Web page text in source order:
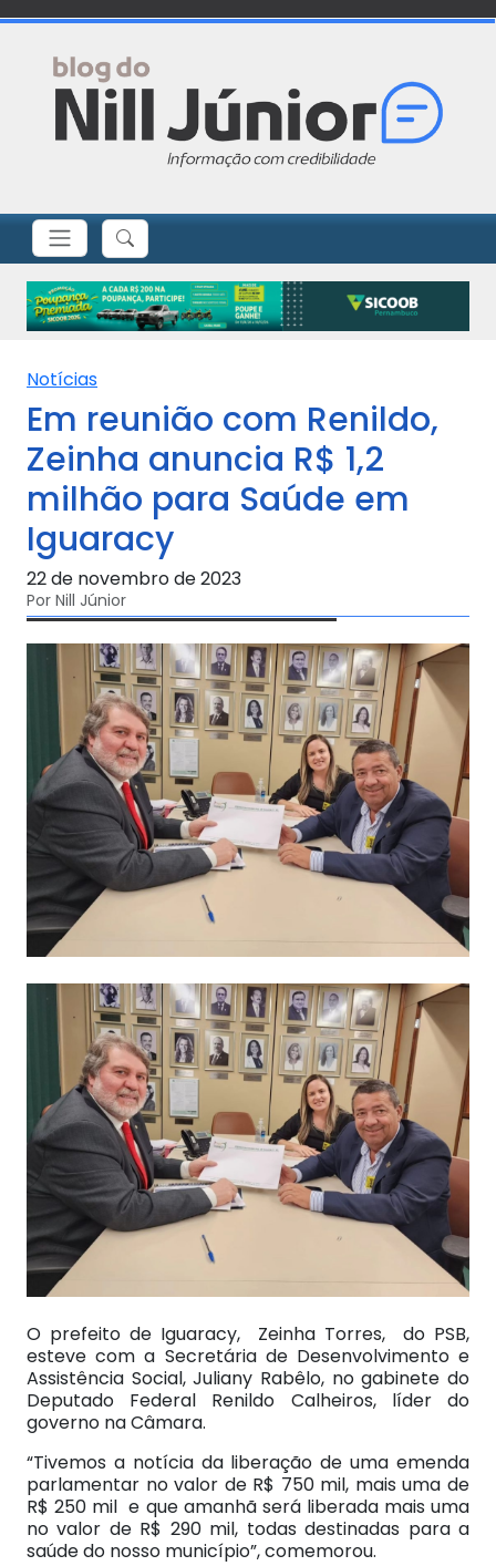
Notícias
Em reunião com Renildo,
Zeinha anuncia R$ 1,2
milhão para Saúde em
Iguaracy
22 de novembro de 2023
Por Nill Júnior
O prefeito de Iguaracy, Zeinha Torres, do PSB,
esteve com a Secretária de Desenvolvimento e
Assistência Social, Juliany Rabêlo, no gabinete do
Deputado Federal Renildo Calheiros, líder do
governo na Câmara.
“Tivemos a notícia da liberação de uma emenda
parlamentar no valor de R$ 750 mil, mais uma de
R$ 250 mil e que amanhã será liberada mais uma
no valor de R$ 290 mil, todas destinadas para a
saúde do nosso município”, comemorou.